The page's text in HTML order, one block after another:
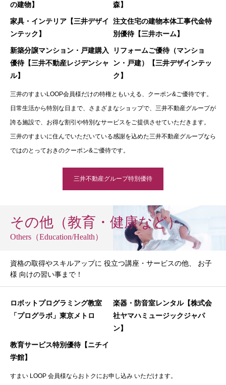
の建物】
森】
家具・インテリア【三井デザイ
ンテック】
注文住宅の建物本体工事代金特
別優待【三井ホーム】
新築分譲マンション・戸建購入
優待【三井不動産レジデンシャ
ル】
リフォームご優待（マンショ
ン・戸建）【三井デザインテッ
ク】
三井のすまいLOOP会員様だけの特権ともいえる、クーポン&ご優待です。
日常生活から特別な日まで、さまざまなショップで、三井不動産グループが
誇る施設で、お得な割引や特別なサービスをご提供させていただきます。
三井のすまいに住んでいただいている感謝を込めた三井不動産グループなら
ではのとっておきのクーポン&ご優待です。
三井不動産グループ特別優待
その他（教育・健康など）
Others（Education/Health）
資格の取得やスキルアップに 役立つ講座・サービスの他、 お子
様 向けの習い事まで！
ロボットプログラミング教室
「プログラボ」東京メトロ
楽器・防音室レンタル【株式会
社ヤマハミュージックジャパ
ン】
教育サービス特別優待【ニチイ
学館】
すまい LOOP 会員様ならおトクにお申し込み いただけます。